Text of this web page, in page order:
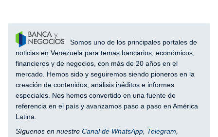
Somos uno de los principales portales de
noticias en Venezuela para temas bancarios, económicos,
financieros y de negocios, con más de 20 años en el
mercado. Hemos sido y seguiremos siendo pioneros en la
creación de contenidos, análisis inéditos e informes
especiales. Nos hemos convertido en una fuente de
referencia en el país y avanzamos paso a paso en América
Latina.
Síguenos en nuestro Canal de WhatsApp Telegram